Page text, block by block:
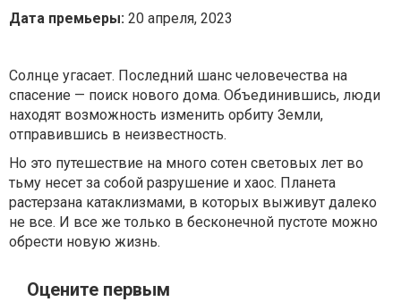
Дата премьеры: 20 апреля, 2023
Солнце угасает. Последний шанс человечества на
спасение — поиск нового дома. Объединившись, люди
находят возможность изменить орбиту Земли,
отправившись в неизвестность.
Но это путешествие на много сотен световых лет во
тьму несет за собой разрушение и хаос. Планета
растерзана катаклизмами, в которых выживут далеко
не все. И все же только в бесконечной пустоте можно
обрести новую жизнь.
Оцените первым